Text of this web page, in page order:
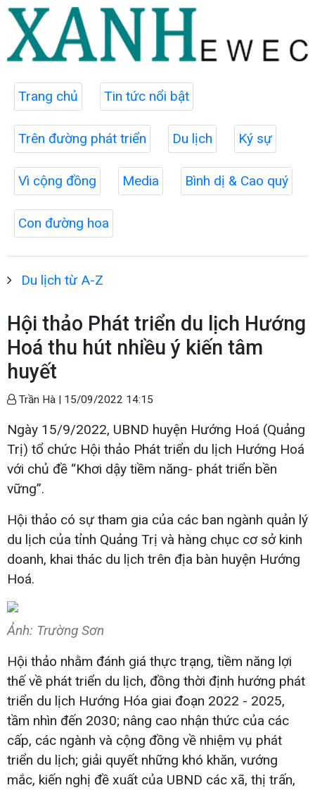
Trang chủ Tin tức nổi bật
Trên đường phát triển Du lịch Ký sự
Vì cộng đồng Media Bình dị & Cao quý
Con đường hoa
Du lịch từ A-Z
Hội thảo Phát triển du lịch Hướng
Hoá thu hút nhiều ý kiến tâm
huyết
Trần Hà | 15/09/2022 14:15
Ngày 15/9/2022, UBND huyện Hướng Hoá (Quảng
Trị) tổ chức Hội thảo Phát triển du lịch Hướng Hoá
với chủ đề “Khơi dậy tiềm năng- phát triển bền
vững”.
Hội thảo có sự tham gia của các ban ngành quản lý
du lịch của tỉnh Quảng Trị và hàng chục cơ sở kinh
doanh, khai thác du lịch trên địa bàn huyện Hướng
Hoá.
Ảnh: Trường Sơn
Hội thảo nhằm đánh giá thực trạng, tiềm năng lợi
thế về phát triển du lịch, đồng thời định hướng phát
triển du lịch Hướng Hóa giai đoạn 2022 - 2025,
tầm nhìn đến 2030; nâng cao nhận thức của các
cấp, các ngành và cộng đồng về nhiệm vụ phát
triển du lịch; giải quyết những khó khăn, vướng
mắc, kiến nghị đề xuất của UBND các xã, thị trấn,